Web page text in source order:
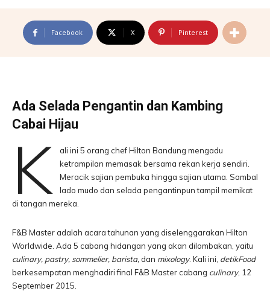
Facebook X Pinterest
Ada Selada Pengantin dan Kambing
Cabai Hijau
K
ali ini 5 orang chef Hilton Bandung mengadu
ketrampilan memasak bersama rekan kerja sendiri.
Meracik sajian pembuka hingga sajian utama. Sambal
lado mudo dan selada pengantinpun tampil memikat
di tangan mereka.
F&B Master adalah acara tahunan yang diselenggarakan Hilton
Worldwide. Ada 5 cabang hidangan yang akan dilombakan, yaitu
culinary, pastry, sommelier, barista, dan mixology. Kali ini, detikFood
berkesempatan menghadiri final F&B Master cabang culinary, 12
September 2015.